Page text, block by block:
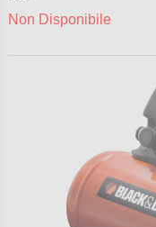
Non Disponibile